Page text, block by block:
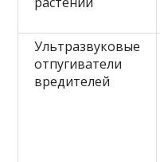
Ультразвуковые
отпугиватели
вредителей